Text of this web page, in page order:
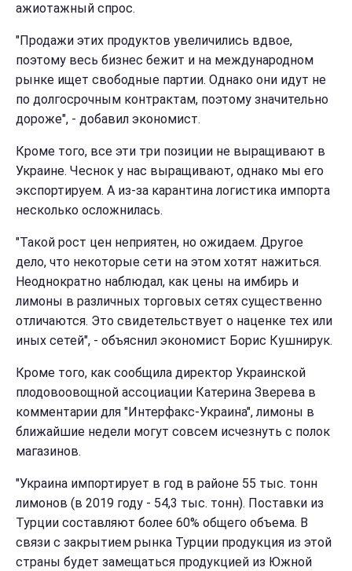
ажиотажный спрос.
"Продажи этих продуктов увеличились вдвое,
поэтому весь бизнес бежит и на международном
рынке ищет свободные партии. Однако они идут не
по долгосрочным контрактам, поэтому значительно
дороже", - добавил экономист.
Кроме того, все эти три позиции не выращивают в
Украине. Чеснок у нас выращивают, однако мы его
экспортируем. А из-за карантина логистика импорта
несколько осложнилась.
"Такой рост цен неприятен, но ожидаем. Другое
дело, что некоторые сети на этом хотят нажиться.
Неоднократно наблюдал, как цены на имбирь и
лимоны в различных торговых сетях существенно
отличаются. Это свидетельствует о наценке тех или
иных сетей", - объяснил экономист Борис Кушнирук.
Кроме того, как сообщила директор Украинской
плодовоовощной ассоциации Катерина Зверева в
комментарии для "Интерфакс-Украина", лимоны в
ближайшие недели могут совсем исчезнуть с полок
магазинов.
"Украина импортирует в год в районе 55 тыс. тонн
лимонов (в 2019 году - 54,3 тыс. тонн). Поставки из
Турции составляют более 60% общего объема. В
связи с закрытием рынка Турции продукция из этой
страны будет замещаться продукцией из Южной